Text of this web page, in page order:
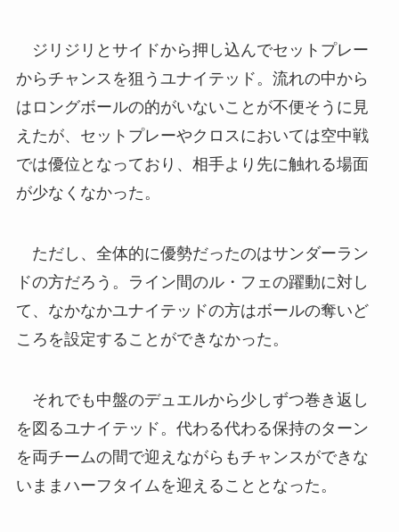
ジリジリとサイドから押し込んでセットプレー
からチャンスを狙うユナイテッド。流れの中から
はロングボールの的がいないことが不便そうに見
えたが、セットプレーやクロスにおいては空中戦
では優位となっており、相手より先に触れる場面
が少なくなかった。
ただし、全体的に優勢だったのはサンダーラン
ドの方だろう。ライン間のル・フェの躍動に対し
て、なかなかユナイテッドの方はボールの奪いど
ころを設定することができなかった。
それでも中盤のデュエルから少しずつ巻き返し
を図るユナイテッド。代わる代わる保持のターン
を両チームの間で迎えながらもチャンスができな
いままハーフタイムを迎えることとなった。